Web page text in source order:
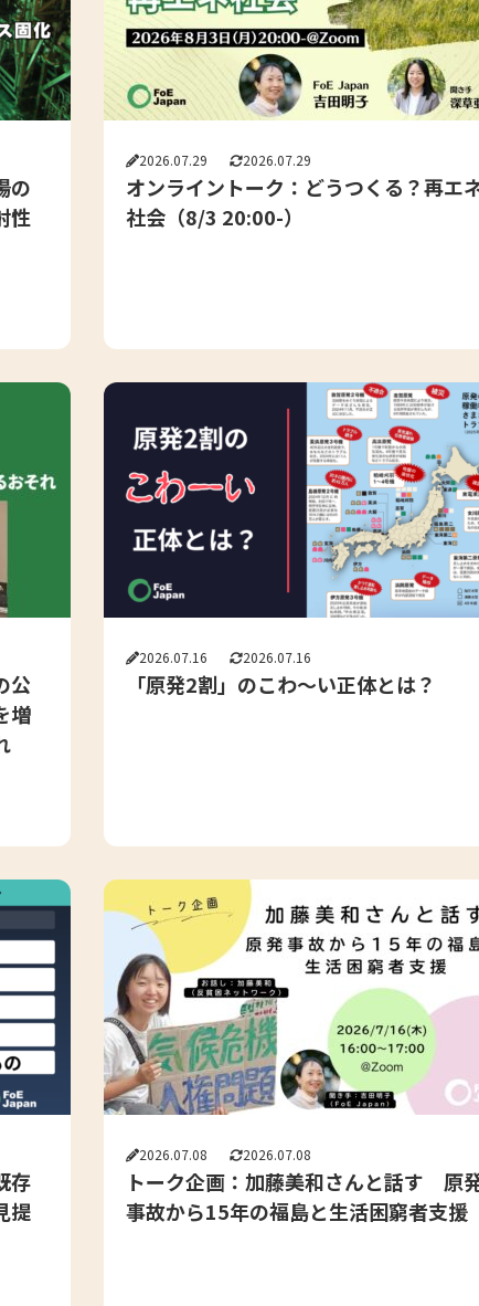
の
性
2026.07.29 2026.07.29
オンライントーク：どうつくる？再エ
社会（8/3 20:00-）
公
増
2026.07.16 2026.07.16
「原発2割」のこわ～い正体とは？
存
提
2026.07.08 2026.07.08
トーク企画：加藤美和さんと話す 原
事故から15年の福島と生活困窮者支援